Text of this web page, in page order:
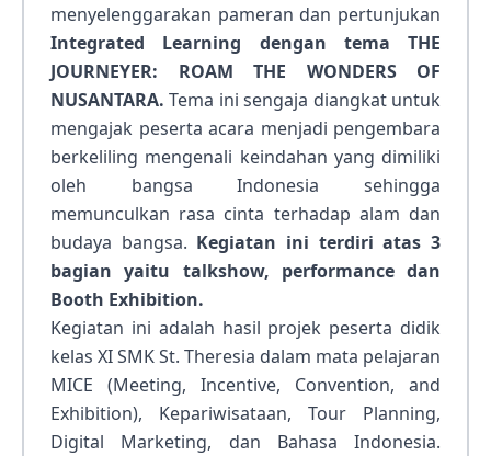
menyelenggarakan pameran dan pertunjukan
Integrated Learning dengan tema THE
JOURNEYER: ROAM THE WONDERS OF
NUSANTARA.Tema ini sengaja diangkat untuk
mengajak peserta acara menjadi pengembara
berkeliling mengenali keindahan yang dimiliki
oleh bangsa Indonesia sehingga
memunculkan rasa cinta terhadap alam dan
budaya bangsa. Kegiatan ini terdiri atas 3
bagian yaitu talkshow, performance dan
Booth Exhibition.
Kegiatan ini adalah hasil projek peserta didik
kelas XI SMK St. Theresia dalam mata pelajaran
MICE (Meeting, Incentive, Convention, and
Exhibition), Kepariwisataan, Tour Planning,
Digital Marketing, dan Bahasa Indonesia.